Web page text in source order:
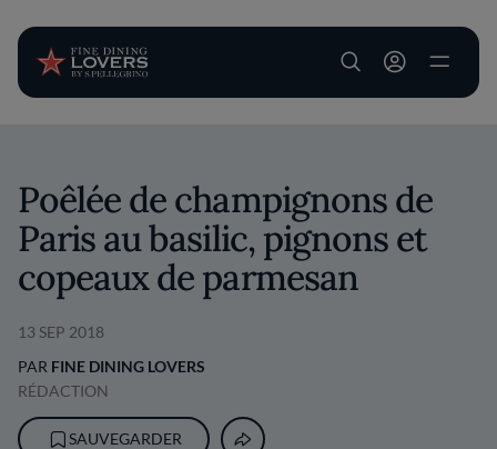
User account
Poêlée de champignons de
Paris au basilic, pignons et
copeaux de parmesan
13 SEP 2018
PAR FINE DINING LOVERS
RÉDACTION
SAUVEGARDER